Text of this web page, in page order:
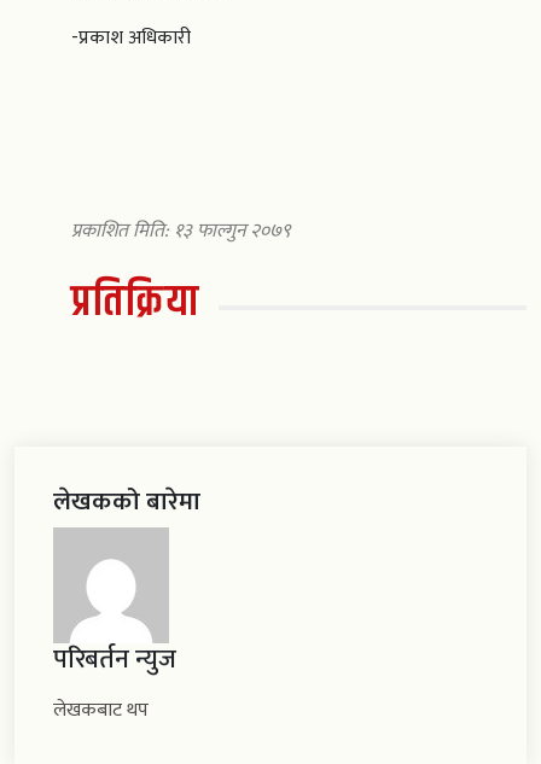
-प्रकाश अधिकारी
प्रकाशित मिति: १३ फाल्गुन २०७९
प्रतिक्रिया
लेखकको बारेमा
परिबर्तन न्युज
लेखकबाट थप